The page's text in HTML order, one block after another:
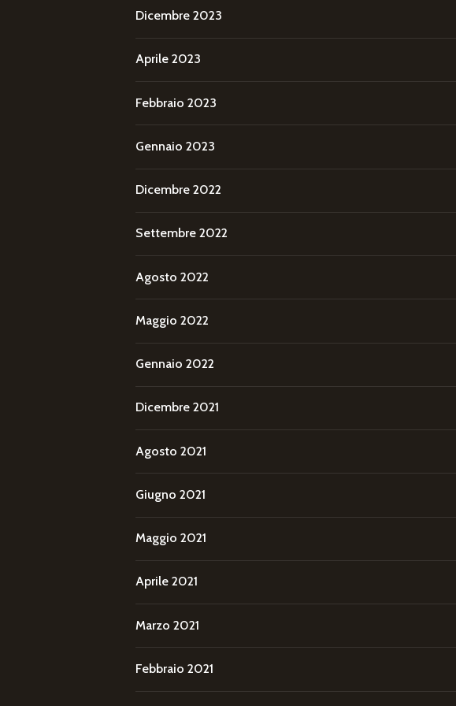
Dicembre 2023
Aprile 2023
Febbraio 2023
Gennaio 2023
Dicembre 2022
Settembre 2022
Agosto 2022
Maggio 2022
Gennaio 2022
Dicembre 2021
Agosto 2021
Giugno 2021
Maggio 2021
Aprile 2021
Marzo 2021
Febbraio 2021